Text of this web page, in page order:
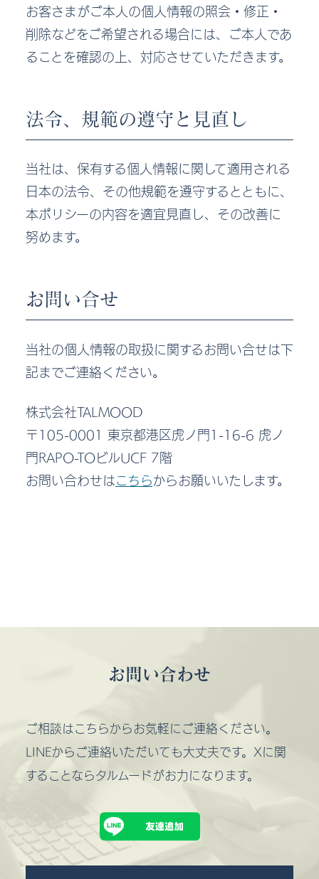
お客さまがご本人の個人情報の照会・修正・
削除などをご希望される場合には、ご本人であ
ることを確認の上、対応させていただきます。
法令、規範の遵守と見直し
当社は、保有する個人情報に関して適用される
日本の法令、その他規範を遵守するとともに、
本ポリシーの内容を適宜見直し、その改善に
努めます。
お問い合せ
当社の個人情報の取扱に関するお問い合せは下
記までご連絡ください。
株式会社TALMOOD
〒105-0001 東京都港区虎ノ門1-16-6 虎ノ
門RAPO-TOビルUCF 7階
お問い合わせはこちらからお願いいたします。
お問い合わせ
ご相談はこちらからお気軽にご連絡ください。
LINEからご連絡いただいても大丈夫です。Xに関
することならタルムードがお力になります。